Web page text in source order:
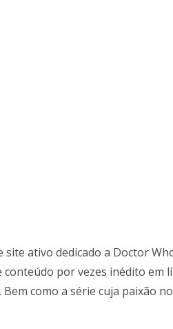
ativo dedicado a Doctor
conteúdo por vezes inédito
como a série cuja paixão